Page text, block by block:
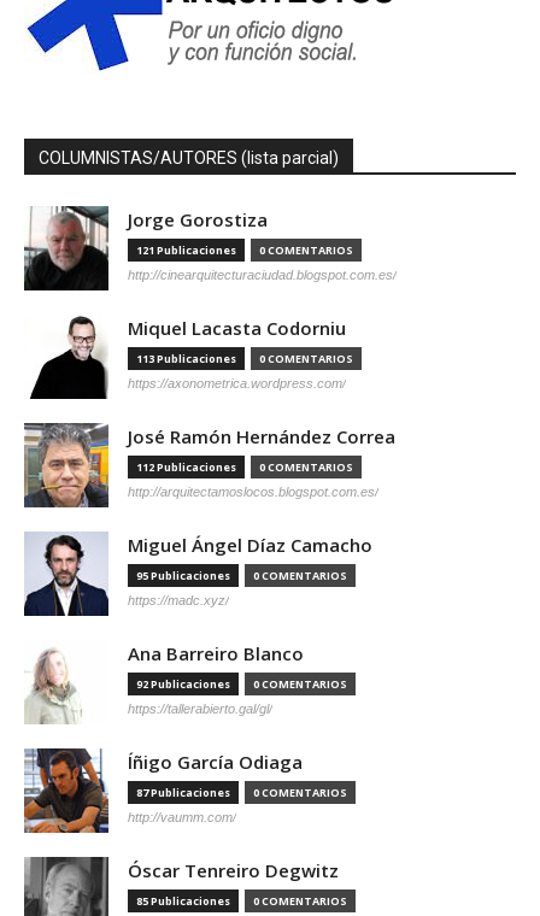
COLUMNISTAS/AUTORES (lista parcial)
Jorge Gorostiza
121 Publicaciones 0 COMENTARIOS
http://cinearquitecturaciudad.blogspot.com.es/
Miquel Lacasta Codorniu
113 Publicaciones 0 COMENTARIOS
https://axonometrica.wordpress.com/
José Ramón Hernández Correa
112 Publicaciones 0 COMENTARIOS
http://arquitectamoslocos.blogspot.com.es/
Miguel Ángel Díaz Camacho
95 Publicaciones 0 COMENTARIOS
https://madc.xyz/
Ana Barreiro Blanco
92 Publicaciones 0 COMENTARIOS
https://tallerabierto.gal/gl/
Íñigo García Odiaga
87 Publicaciones 0 COMENTARIOS
http://vaumm.com/
Óscar Tenreiro Degwitz
85 Publicaciones 0 COMENTARIOS